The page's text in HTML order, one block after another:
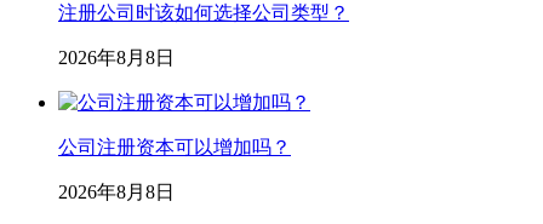
注册公司时该如何选择公司类型？
2026年8月8日
公司注册资本可以增加吗？
2026年8月8日